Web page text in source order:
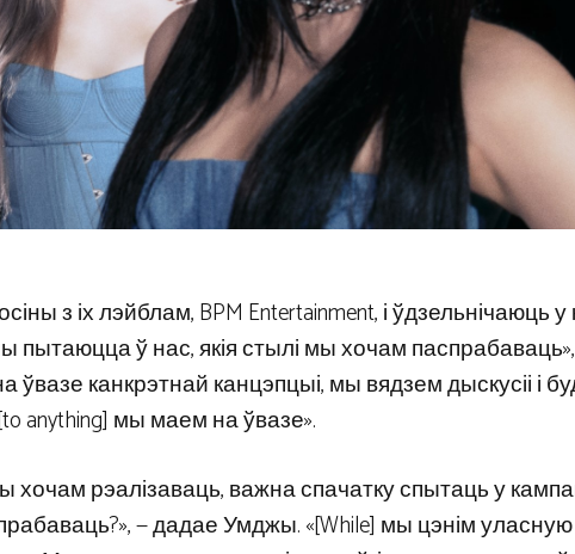
з іх лэйблам, BPM Entertainment, і ўдзельнічаюць
пытаюцца ў нас, якія стылі мы хочам
канкрэтнай канцэпцыі, мы вядзем дыскусіі і
anything] мы маем на ўвазе».
рэалізаваць, важна спачатку спытаць у
— дадае Умджы. «[While] мы цэнім уласную